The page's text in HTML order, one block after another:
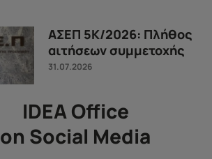
ΑΣΕΠ 5Κ/2026: Πλήθος
αιτήσεων συμμετοχής
31.07.2026
IDEA Office
on Social Media